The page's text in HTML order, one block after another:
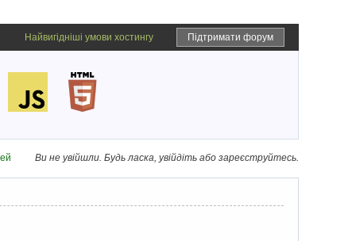
Підтримати форум
Найвигідніші умови хостингу
Ви не увійшли. Будь ласка, увійдіть або зареєструйтесь.